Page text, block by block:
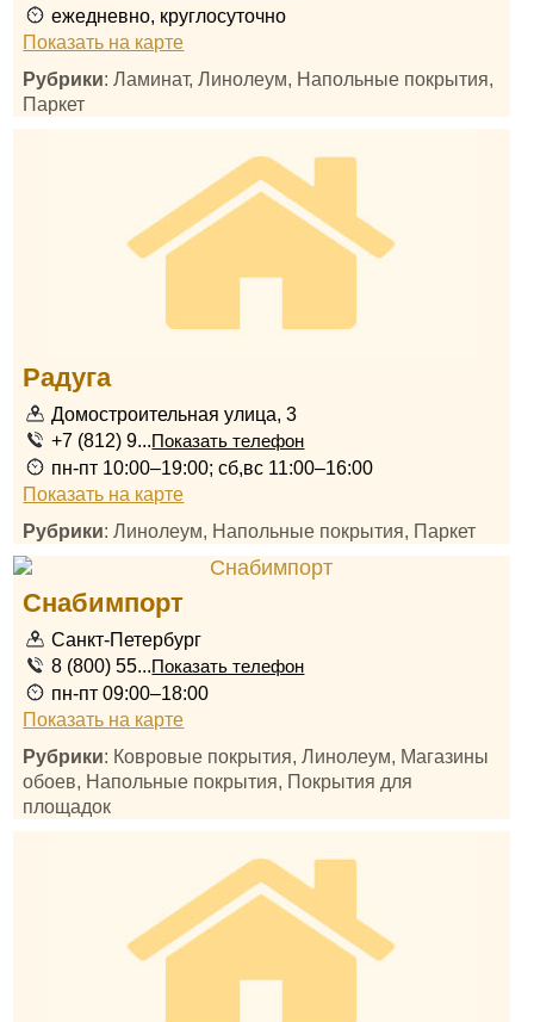
ежедневно, круглосуточно
Показать на карте
Рубрики: Ламинат, Линолеум, Напольные покрытия,
Паркет
Радуга
Домостроительная улица, 3
+7 (812) 9...Показать телефон
пн-пт 10:00–19:00; сб,вс 11:00–16:00
Показать на карте
Рубрики: Линолеум, Напольные покрытия, Паркет
Снабимпорт
Санкт-Петербург
8 (800) 55...Показать телефон
пн-пт 09:00–18:00
Показать на карте
Рубрики: Ковровые покрытия, Линолеум, Магазины
обоев, Напольные покрытия, Покрытия для
площадок